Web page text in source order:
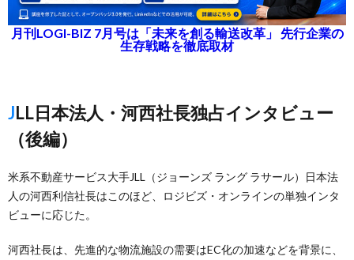
月刊LOGI-BIZ 7月号は「未来を創る輸送改革」 先行企業の
生存戦略を徹底取材
JLL日本法人・河西社長独占インタビュー
（後編）
米系不動産サービス大手JLL（ジョーンズ ラング ラサール）日本法
人の河西利信社長はこのほど、ロジビズ・オンラインの単独インタ
ビューに応じた。
河西社長は、先進的な物流施設の需要はEC化の加速などを背景に、